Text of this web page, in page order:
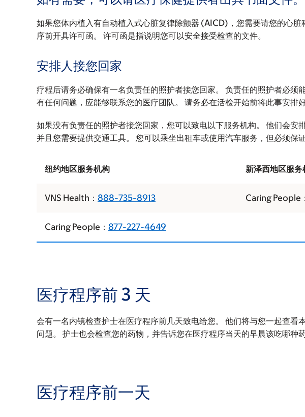
如果您体内植入有自动植入式心脏复律除颤器 (AICD)，您需要请您的心
序前开具许可函。 许可函是指说明您可以安全接受检查的文件。
安排人接您回家
疗程后请务必确保有一名负责任的照护者接您回家。 负责任的照护者必须
有任何问题，应能够联系您的医疗团队。 请务必在活检开始前将此事安排好
如果没有负责任的照护者接您回家，您可以致电以下服务机构。 他们会安
并且您需要提供交通工具。 您可以乘坐出租车或使用汽车服务，但必须保
纽约地区服务机构 新泽西地区服务
VNS Health： 888-735-8913 Caring People：
Caring People： 877-227-4649
医疗程序前 3 天
会有一名内镜检查护士在医疗程序前几天致电给您。 他们将与您一起查看
问题。 护士也会检查您的药物，并告诉您在医疗程序当天的早晨该吃哪种药
医疗程序前一天